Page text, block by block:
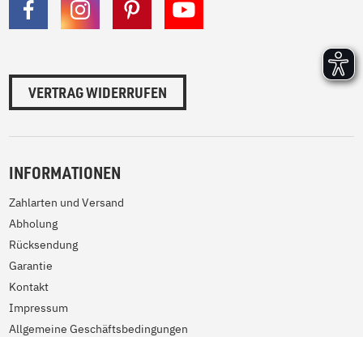
VERTRAG WIDERRUFEN
INFORMATIONEN
Zahlarten und Versand
Abholung
Rücksendung
Garantie
Kontakt
Impressum
Allgemeine Geschäftsbedingungen